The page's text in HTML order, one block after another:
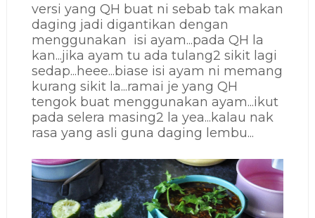
versi yang QH buat ni sebab tak makan
daging jadi digantikan dengan
menggunakan isi ayam...pada QH la
kan...jika ayam tu ada tulang2 sikit lagi
sedap...heee...biase isi ayam ni memang
kurang sikit la...ramai je yang QH
tengok buat menggunakan ayam...ikut
pada selera masing2 la yea...kalau nak
rasa yang asli guna daging lembu...